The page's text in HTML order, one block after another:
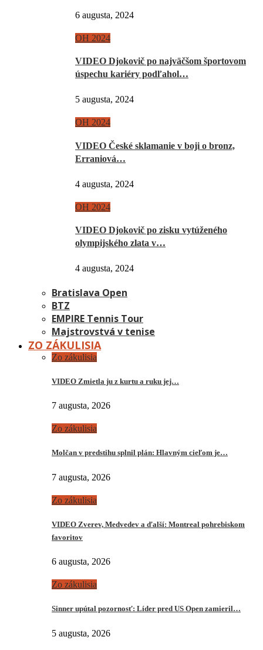
6 augusta, 2024
OH 2024
VIDEO Djokovič po najväčšom športovom
úspechu kariéry podľahol…
5 augusta, 2024
OH 2024
VIDEO České sklamanie v boji o bronz,
Erraniová…
4 augusta, 2024
OH 2024
VIDEO Djokovič po zisku vytúženého
olympijského zlata v…
4 augusta, 2024
Bratislava Open
BTZ
EMPIRE Tennis Tour
Majstrovstvá v tenise
ZO ZÁKULISIA
Zo zákulisia
VIDEO Zmietla ju z kurtu a ruku jej…
7 augusta, 2026
Zo zákulisia
Molčan v predstihu splnil plán: Hlavným cieľom je…
7 augusta, 2026
Zo zákulisia
VIDEO Zverev, Medvedev a ďalší: Montreal pohrebiskom
favoritov
6 augusta, 2026
Zo zákulisia
Sinner upútal pozornosť: Líder pred US Open zamieril…
5 augusta, 2026